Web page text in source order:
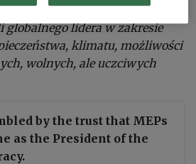
naszych zobowiązań i
lidera w zakresie
klimatu, możliwości
wolnych, ale uczciwych
by the trust that MEPs
as the President of the